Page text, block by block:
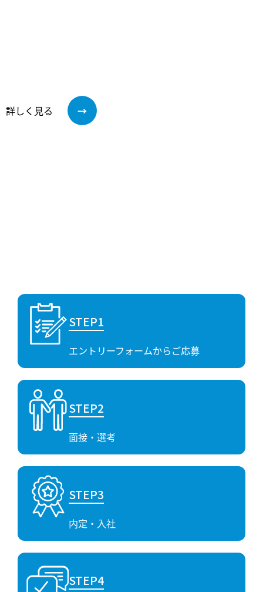
詳しく見る
STEP1
エントリーフォームからご応募
STEP2
面接・選考
STEP3
内定・入社
STEP4